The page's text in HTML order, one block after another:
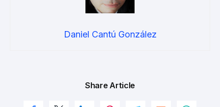
Daniel Cantú González
Share Article